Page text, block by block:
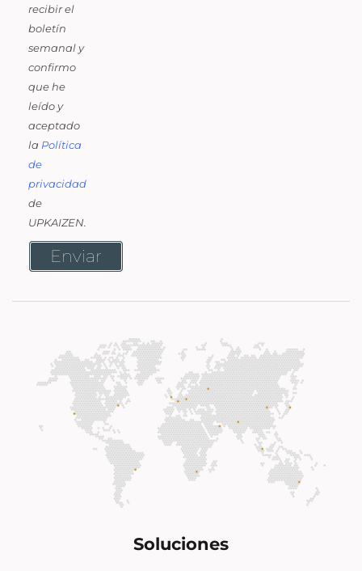
recibir el
boletín
semanal y
confirmo
que he
leído y
aceptado
la Política
de
privacidad
de
UPKAIZEN.
Enviar
Soluciones